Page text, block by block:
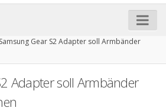
Samsung Gear S2 Adapter soll Armbänder
Adapter soll Armbänder